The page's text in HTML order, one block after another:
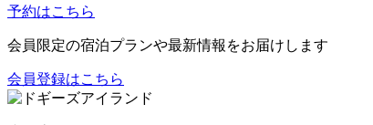
予約はこちら
会員限定の宿泊プランや最新情報をお届けします
会員登録はこちら